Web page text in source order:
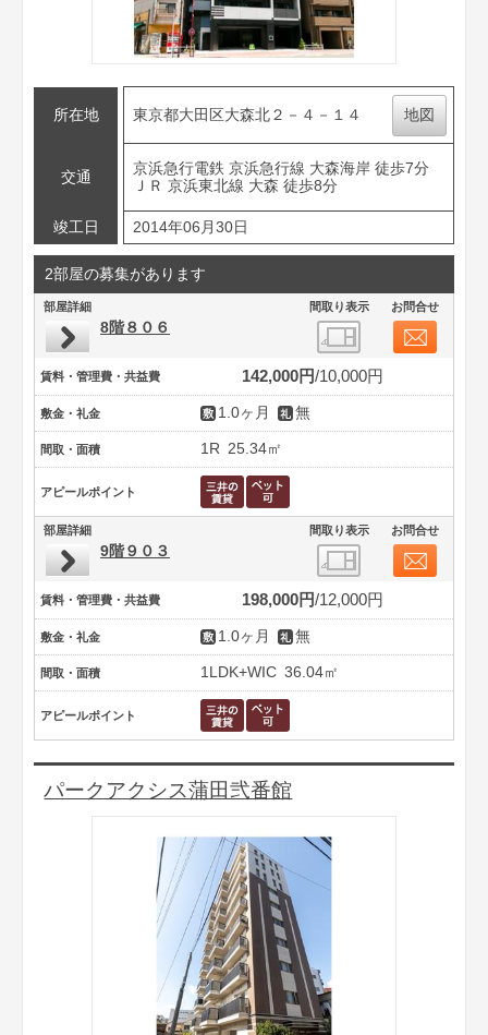
所在地 東京都大田区大森北２－４－１４ 地図
交通
京浜急行電鉄 京浜急行線 大森海岸 徒歩7分
ＪＲ 京浜東北線 大森 徒歩8分
竣工日 2014年06月30日
2部屋の募集があります
部屋詳細 間取り表示 お問合せ
8階８０６
賃料・管理費・共益費 142,000円 10,000円
敷金・礼金 1.0ヶ月 無
間取・面積 1R 25.34㎡
アピールポイント
部屋詳細 間取り表示 お問合せ
9階９０３
賃料・管理費・共益費 198,000円 12,000円
敷金・礼金 1.0ヶ月 無
間取・面積 1LDK+WIC 36.04㎡
アピールポイント
パークアクシス蒲田弐番館